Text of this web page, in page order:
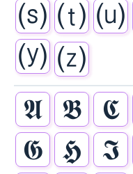
⒮ ⒯ ⒰
⒴ ⒵
𝕬
𝕭 𝕮
𝕲
𝕳 𝕴